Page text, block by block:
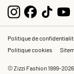
Politique de
Politique cookies
© Zizzi Fashion 1999-2026